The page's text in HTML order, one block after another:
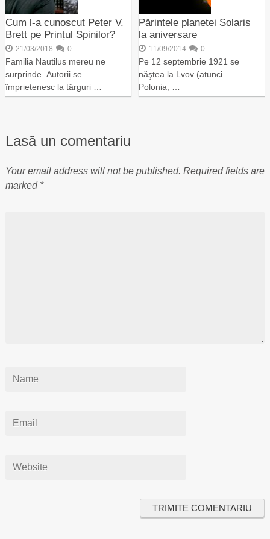
Cum l-a cunoscut Peter V.
Brett pe Prințul Spinilor?
21/03/2018 0
Familia Nautilus mereu ne
surprinde. Autorii se
împrietenesc la târguri …
Părintele planetei Solaris
la aniversare
11/09/2014 0
Pe 12 septembrie 1921 se
năştea la Lvov (atunci
Polonia, …
Lasă un comentariu
Your email address will not be published. Required fields are
marked *